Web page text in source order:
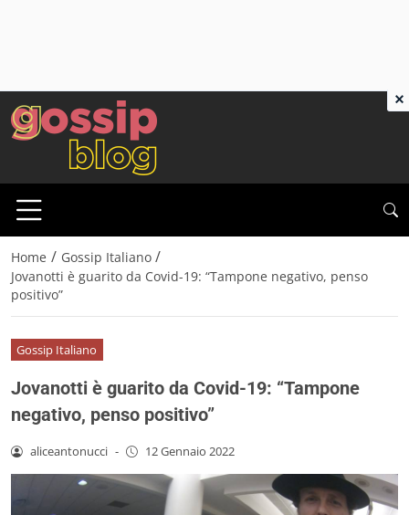
Home / Gossip Italiano /
Jovanotti è guarito da Covid-19: “Tampone negativo, penso
positivo”
Gossip Italiano
Jovanotti è guarito da Covid-19: “Tampone
negativo, penso positivo”
aliceantonucci - 12 Gennaio 2022
×